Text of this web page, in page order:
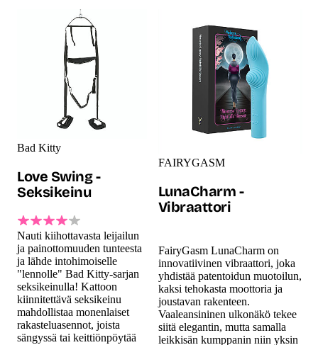
Bad Kitty
Love Swing -
Seksikeinu
Nauti kiihottavasta leijailun
ja painottomuuden tunteesta
ja lähde intohimoiselle
"lennolle" Bad Kitty-sarjan
seksikeinulla! Kattoon
kiinnitettävä seksikeinu
mahdollistaa monenlaiset
rakasteluasennot, joista
sängyssä tai keittiönpöytää
FAIRYGASM
LunaCharm -
Vibraattori
FairyGasm LunaCharm on
innovatiivinen vibraattori, joka
yhdistää patentoidun muotoilun,
kaksi tehokasta moottoria ja
joustavan rakenteen.
Vaaleansininen ulkonäkö tekee
siitä elegantin, mutta samalla
leikkisän kumppanin niin yksin